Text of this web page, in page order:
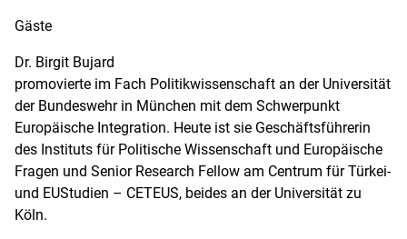
Gäste
Dr. Birgit Bujard
promovierte im Fach Politikwissenschaft an der Universität
der Bundeswehr in München mit dem Schwerpunkt
Europäische Integration. Heute ist sie Geschäftsführerin
des Instituts für Politische Wissenschaft und Europäische
Fragen und Senior Research Fellow am Centrum für Türkei-
und EUStudien – CETEUS, beides an der Universität zu
Köln.